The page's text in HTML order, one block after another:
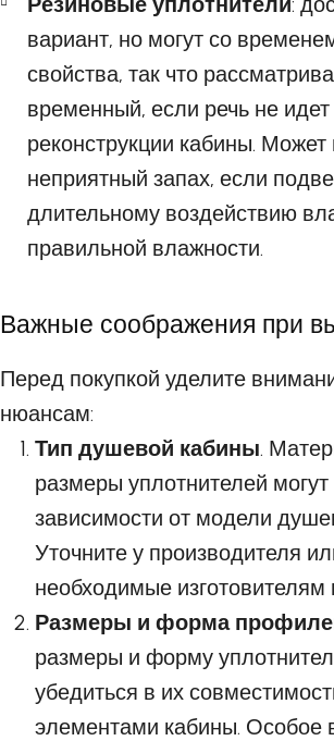
вариант, но могут со
свойства, так что
временный, если речь не
реконструкции кабины. Может
неприятный запах, если
длительному воздействию
правильной влажности.
Важные соображения при
Перед покупкой уделите
нюансам:
Тип душевой кабины.
размеры уплотнителей могут
зависимости от модели
Уточните у производителя
необходимые изготовителям
Размеры и форма
размеры и форму
убедиться в их
элементами кабины. Особое